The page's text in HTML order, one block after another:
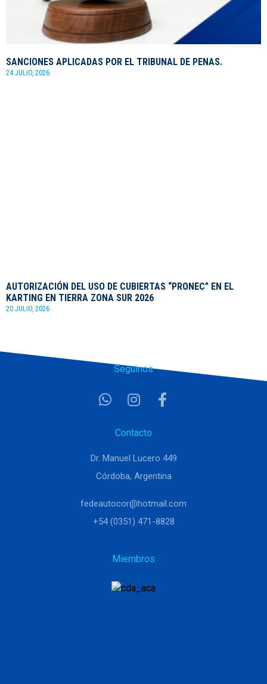
SANCIONES APLICADAS POR EL TRIBUNAL DE PENAS.
24 JULIO, 2026
AUTORIZACIÓN DEL USO DE CUBIERTAS “PRONEC” EN EL
KARTING EN TIERRA ZONA SUR 2026
20 JULIO, 2026
Seguinos
Contacto
Dr. Manuel Lucero 449
Córdoba, Argentina
fedeautocor@hotmail.com
+54 (0351) 471-8828
Miembros